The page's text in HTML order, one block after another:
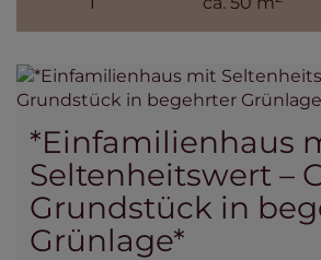
*Einfamilienhaus
Seltenheitswert –
Grundstück in
Grünlage*